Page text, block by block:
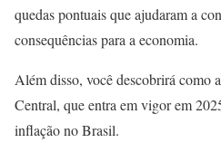
quedas pontuais que ajudaram a
consequências para a economia.
Além disso, você descobrirá como
Central, que entra em vigor em
inflação no Brasil.